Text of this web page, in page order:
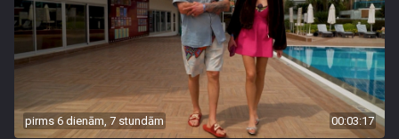
pirms 6 dienām, 7 stundām 00:03:17